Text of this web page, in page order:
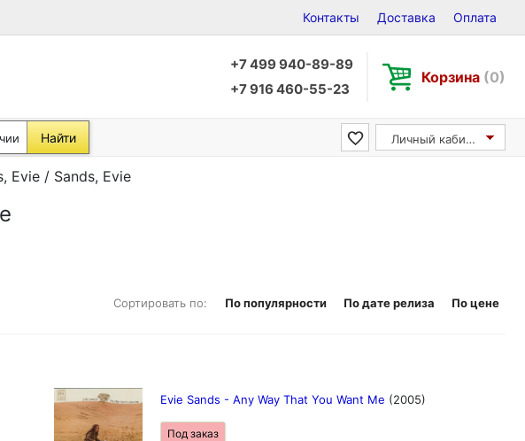
Контакты Доставка Оплата
+7 499 940-89-89
+7 916 460-55-23
Корзина (0)
Найти Личный кабинет
Evie / Sands, Evie
Сортировать по: По популярности По дате релиза По цене
Evie Sands - Any Way That You Want Me (2005)
Под заказ